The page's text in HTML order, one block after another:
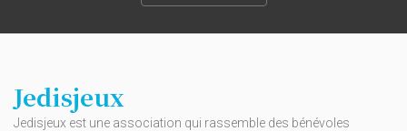
Jedisjeux
Jedisjeux est une association qui rassemble des bénévoles